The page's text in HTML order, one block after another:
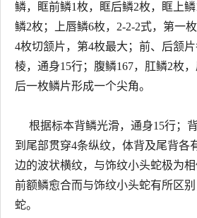
鳞，眶前鳞1枚，眶后鳞2枚，眶上
鳞2枚；上唇鳞6枚，2-2-2式，第一
4枚切颔片，第4枚最大；前、后颔
棱，通身15行；腹鳞167，肛鳞2枚
后一枚鳞片形成一个尖角。
根据标本背鳞光滑，通身15行；
到尾部贯穿4条纵纹，体背及尾背各
边的波状横纹，与饰纹小头蛇极为
前额鳞愈合而与饰纹小头蛇有所区
蛇。